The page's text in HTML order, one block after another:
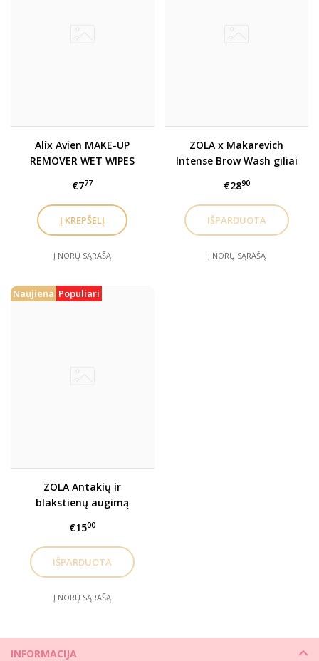
Alix Avien MAKE-UP
REMOVER WET WIPES
valymui
€777
Į NORŲ SĄRAŠĄ
ZOLA x Makarevich
Intense Brow Wash giliai
antakiams ir
blakstienoms
€2890
Į NORŲ SĄRAŠĄ
Naujiena Populiari
ZOLA Antakių ir
blakstienų augimą
€1500
Į NORŲ SĄRAŠĄ
INFORMACIJA